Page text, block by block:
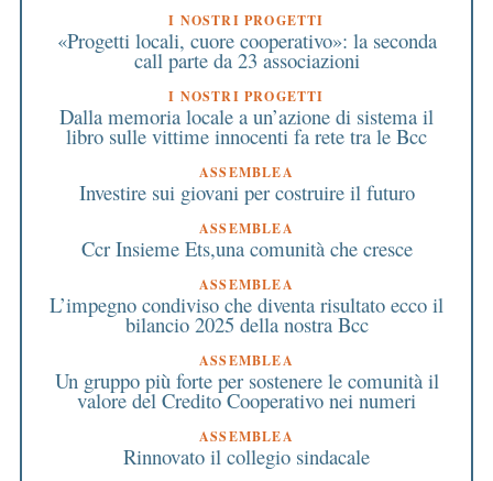
I NOSTRI PROGETTI
«Progetti locali, cuore cooperativo»: la seconda
call parte da 23 associazioni
I NOSTRI PROGETTI
Dalla memoria locale a un’azione di sistema il
libro sulle vittime innocenti fa rete tra le Bcc
ASSEMBLEA
Investire sui giovani per costruire il futuro
ASSEMBLEA
Ccr Insieme Ets,una comunità che cresce
ASSEMBLEA
L’impegno condiviso che diventa risultato ecco il
bilancio 2025 della nostra Bcc
ASSEMBLEA
Un gruppo più forte per sostenere le comunità il
valore del Credito Cooperativo nei numeri
ASSEMBLEA
Rinnovato il collegio sindacale